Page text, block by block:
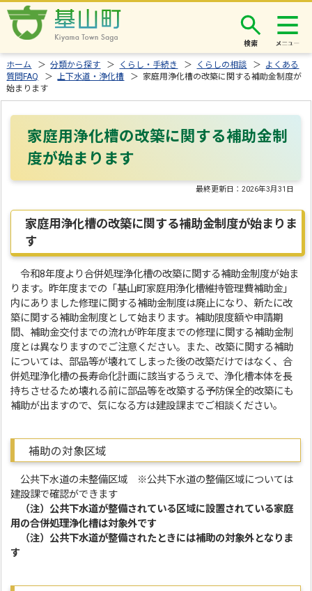
検索
ホーム ＞分類から探す ＞ くらし・手続き ＞ くらしの相談 ＞ よくある
質問FAQ
＞上下水道・浄化槽 ＞ 家庭用浄化槽の改築に関する補助金制度が
始まります
家庭用浄化槽の改築に関する補助金制
度が始まります
最終更新日：2026年3月31日
家庭用浄化槽の改築に関する補助金制度が始まりま
す
令和8年度より合併処理浄化槽の改築に関する補助金制度が始ま
ります。昨年度までの「基山町家庭用浄化槽維持管理費補助金」
内にありました修理に関する補助金制度は廃止になり、新たに改
築に関する補助金制度として始まります。補助限度額や申請期
間、補助金交付までの流れが昨年度までの修理に関する補助金制
度とは異なりますのでご注意ください。また、改築に関する補助
については、部品等が壊れてしまった後の改築だけではなく、合
併処理浄化槽の長寿命化計画に該当するうえで、浄化槽本体を長
持ちさせるため壊れる前に部品等を改築する予防保全的改築にも
補助が出ますので、気になる方は建設課までご相談ください。
補助の対象区域
公共下水道の未整備区域 ※公共下水道の整備区域については
建設課で確認ができます
（注）公共下水道が整備されている区域に設置されている家庭
用の合併処理浄化槽は対象外です
（注）公共下水道が整備されたときには補助の対象外となりま
す